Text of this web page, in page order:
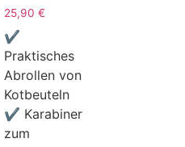
25,90 €
✔
Praktisches
Abrollen von
Kotbeuteln
✔ Karabiner
zum